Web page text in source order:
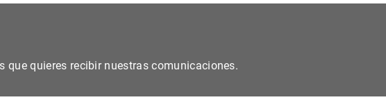
que quieres recibir nuestras comunicaciones.